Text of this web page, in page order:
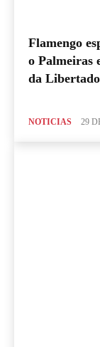
Flamengo
o Palmeiras
da
NOTICIAS 29